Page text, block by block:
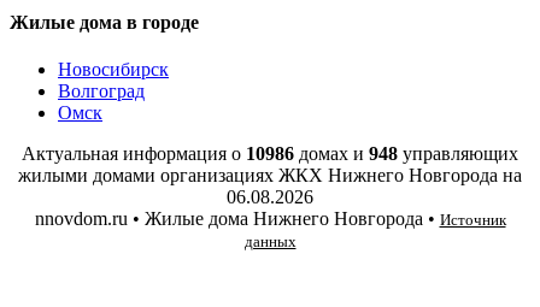
Жилые дома в городе
Новосибирск
Волгоград
Омск
Актуальная информация о 10986 домах и 948 управляющих
жилыми домами организациях ЖКХ Нижнего Новгорода на
06.08.2026
nnovdom.ru • Жилые дома Нижнего Новгорода • Источник
данных